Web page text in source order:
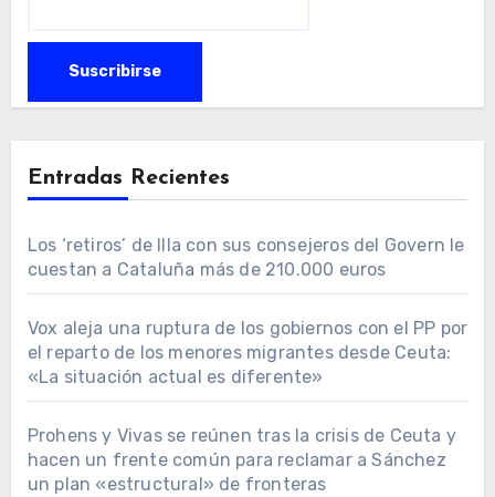
Entradas Recientes
Los ‘retiros’ de Illa con sus consejeros del Govern le
cuestan a Cataluña más de 210.000 euros
Vox aleja una ruptura de los gobiernos con el PP por
el reparto de los menores migrantes desde Ceuta:
«La situación actual es diferente»
Prohens y Vivas se reúnen tras la crisis de Ceuta y
hacen un frente común para reclamar a Sánchez
un plan «estructural» de fronteras